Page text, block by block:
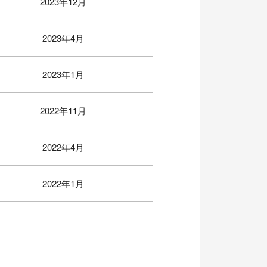
2023年4月
2023年1月
2022年11月
2022年4月
2022年1月